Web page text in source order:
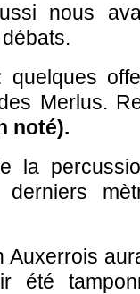
nous
quelques
Merlus.
noté).
la
Auxerrois
été